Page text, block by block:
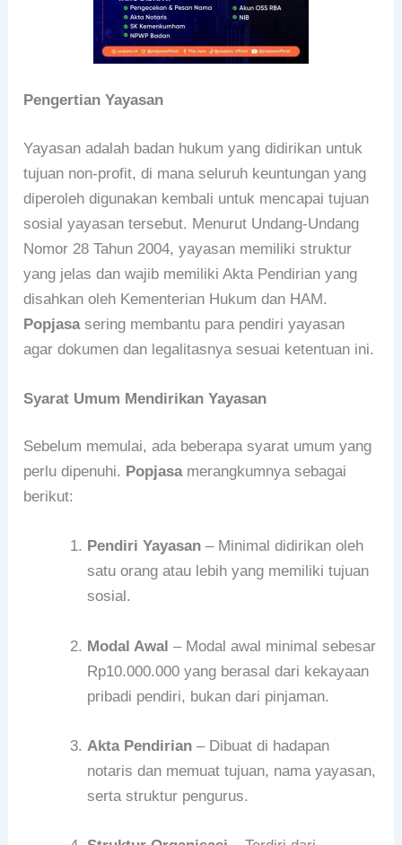
Pengertian Yayasan
Yayasan adalah badan hukum yang didirikan untuk
tujuan non-profit, di mana seluruh keuntungan yang
diperoleh digunakan kembali untuk mencapai tujuan
sosial yayasan tersebut. Menurut Undang-Undang
Nomor 28 Tahun 2004, yayasan memiliki struktur
yang jelas dan wajib memiliki Akta Pendirian yang
disahkan oleh Kementerian Hukum dan HAM.
Popjasasering membantu para pendiri yayasan
agar dokumen dan legalitasnya sesuai ketentuan ini.
Syarat Umum Mendirikan Yayasan
Sebelum memulai, ada beberapa syarat umum yang
perlu dipenuhi. Popjasamerangkumnya sebagai
berikut:
Pendiri Yayasan – Minimal didirikan oleh
satu orang atau lebih yang memiliki tujuan
sosial.
Modal Awal – Modal awal minimal sebesar
Rp10.000.000 yang berasal dari kekayaan
pribadi pendiri, bukan dari pinjaman.
Akta Pendirian – Dibuat di hadapan
notaris dan memuat tujuan, nama yayasan,
serta struktur pengurus.